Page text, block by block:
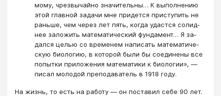
мому, чрезвычайно значительны… К выполнению
этой главной задачи мне придется приступить не
раньше, чем через лет пять, когда удастся солид­
нее заложить математический фундамент… Я за­
дался целью со временем написать математиче­
скую биологию, в которой были бы соединены все
попытки приложения математики к биологии», —
писал молодой преподаватель в 1918 году.
На жизнь, то есть на работу — он поставил себе 90 лет.